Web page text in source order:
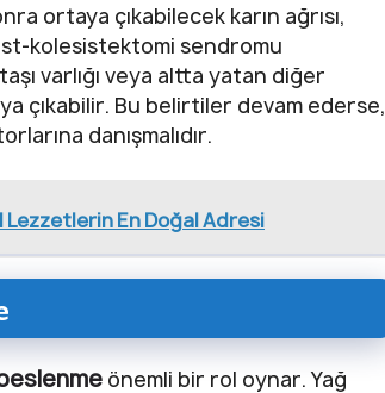
ortaya çıkabilecek karın ağrısı,
kolesistektomi sendromu
varlığı veya altta yatan diğer
çıkabilir. Bu belirtiler devam ederse,
danışmalıdır.
Lezzetlerin En Doğal Adresi
önemli bir rol oynar. Yağ